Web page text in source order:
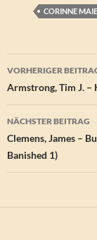
CORINNE
VORHERIGER
Armstrong, Tim J. –
NÄCHSTER BEITRAG
Clemens, James –
Banished 1)